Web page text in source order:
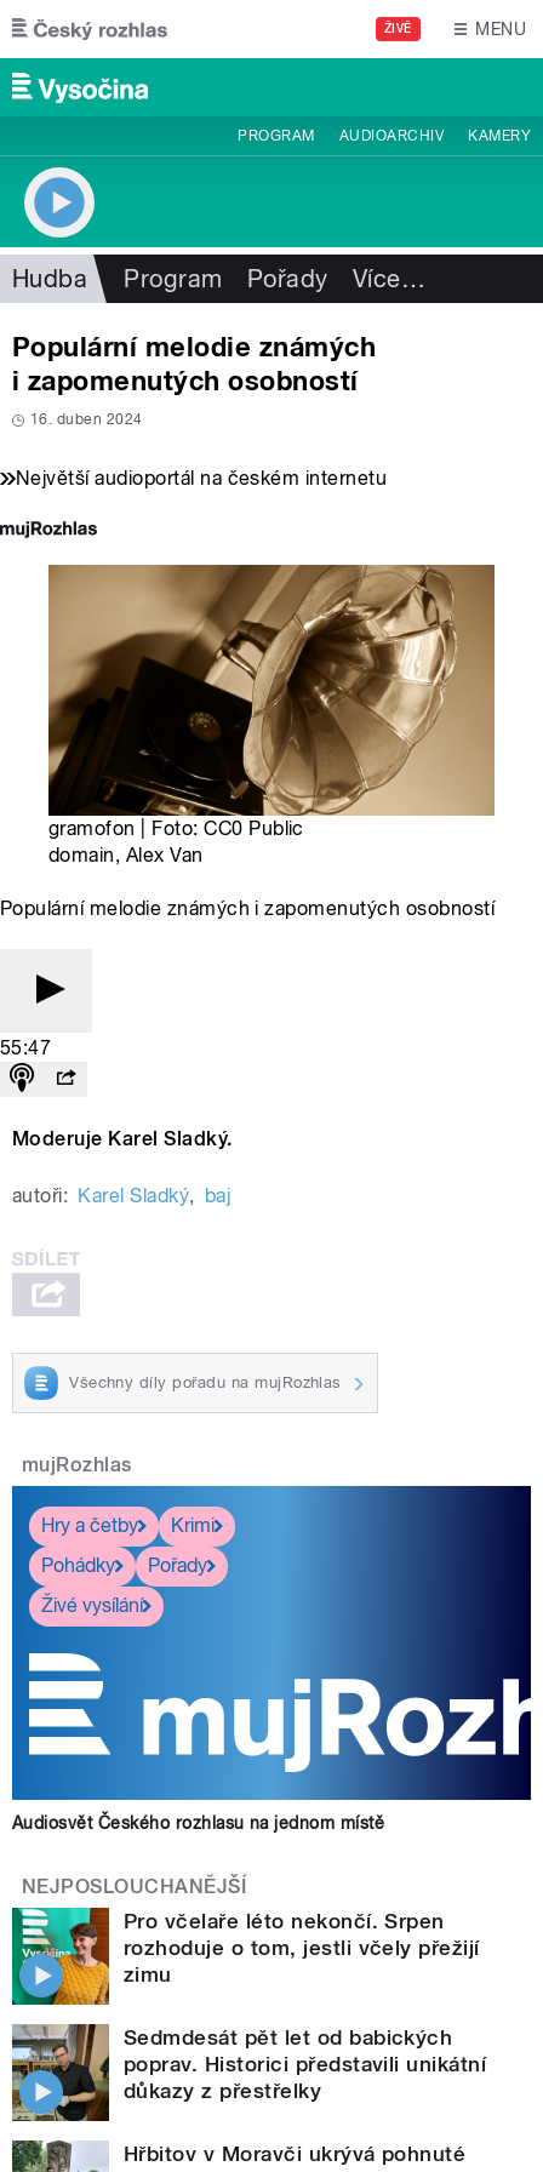
Přejít k hlavnímu obsahu
ŽIVĚ MENU
PROGRAM AUDIOARCHIV KAMERY
Hudba Program Pořady Více…
Populární melodie známých
i zapomenutých osobností
16. duben 2024
Největší audioportál na českém internetu
gramofon | Foto: CC0 Public
domain, Alex Van
Populární melodie známých i zapomenutých osobností
55:47
Moderuje Karel Sladký.
autoři: Karel Sladký, baj
Všechny díly pořadu na mujRozhlas
mujRozhlas
Hry a četby
Krimi
Pohádky
Pořady
Živé vysílání
Audiosvět Českého rozhlasu na jednom místě
NEJPOSLOUCHANĚJŠÍ
Pro včelaře léto nekončí. Srpen
rozhoduje o tom, jestli včely přežijí
zimu
Sedmdesát pět let od babických
poprav. Historici představili unikátní
důkazy z přestřelky
Hřbitov v Moravči ukrývá pohnuté